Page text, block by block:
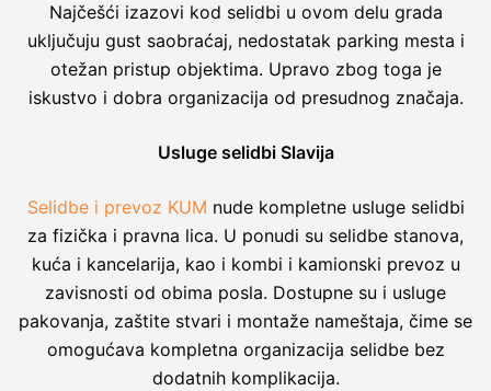
Najčešći izazovi kod selidbi u ovom delu grada
uključuju gust saobraćaj, nedostatak parking mesta i
otežan pristup objektima. Upravo zbog toga je
iskustvo i dobra organizacija od presudnog značaja.
Usluge selidbi Slavija
Selidbe i prevoz KUM nude kompletne usluge selidbi
za fizička i pravna lica. U ponudi su selidbe stanova,
kuća i kancelarija, kao i kombi i kamionski prevoz u
zavisnosti od obima posla. Dostupne su i usluge
pakovanja, zaštite stvari i montaže nameštaja, čime se
omogućava kompletna organizacija selidbe bez
dodatnih komplikacija.